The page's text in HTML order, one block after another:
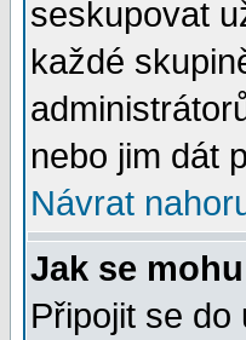
seskupovat
každé
nebo jim dát
Návrat
Jak se
Připojit se